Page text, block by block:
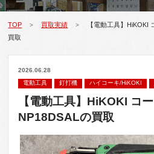
TOP > 買取実績 >
【電動工具】HiKOKI
買取
2026.06.28
電動工具
釘打機 ハイコーキ/HiKOKI
【電動工具】HiKOKI コ
NP18DSALの買取